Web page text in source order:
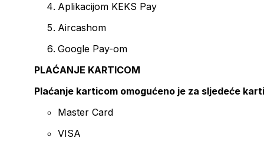
Aplikacijom KEKS Pay
Aircashom
Google Pay-om
PLAĆANJE KARTICOM
Plaćanje karticom omogućeno je za sljedeće
Master Card
VISA